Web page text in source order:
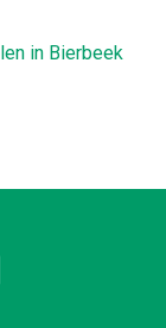
in Bierbeek